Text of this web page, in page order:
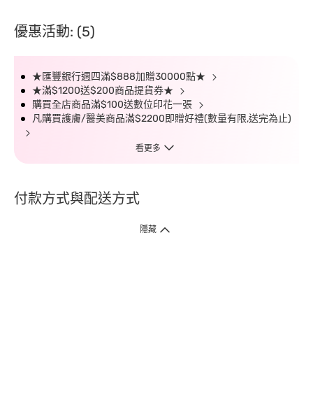
優惠活動: (5)
★匯豐銀行週四滿$888加贈30000點★
★滿$1200送$200商品提貨券★
購買全店商品滿$100送數位印花一張
凡購買護膚/醫美商品滿$2200即贈好禮(數量有限,送完為止)
看更多
付款方式與配送方式
隱藏